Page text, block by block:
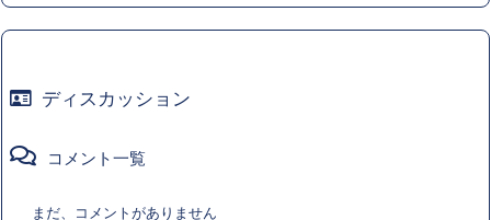
ディスカッション
コメント一覧
まだ、コメントがありません